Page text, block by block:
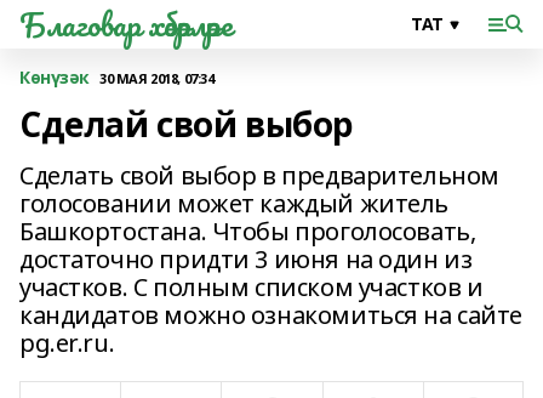
Благовар хәбәрләре
Көнүзәк 30 МАЯ 2018, 07:34
Сделай свой выбор
Сделать свой выбор в предварительном
голосовании может каждый житель
Башкортостана. Чтобы проголосовать,
достаточно придти 3 июня на один из
участков. С полным списком участков и
кандидатов можно ознакомиться на сайте
pg.er.ru.